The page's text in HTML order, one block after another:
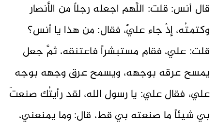
قال أنس: قلت: اللَّهم اجعله رجلاً من الأنصار
وكتمتُه، إذْ جاء عليٌّ، فقال: من هذا يا أنس؟
قلت: علي، فقام مستبشراً فاعتنقه، ثمَّ جعل
يمسح عرقه بوجهه، ويسمح عرق وجهه بوجه
علي، فقال علي: يا رسول الله، لقد رأيتُك صنعتَ
بي شيئاً ما صنعته بي قط، قال: وما يمنعني،